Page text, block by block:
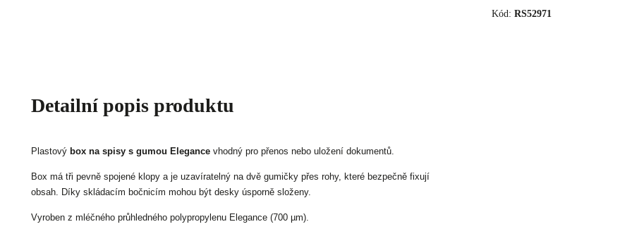
Detailní popis produktu
Plastový box na spisy s gumou Elegance vhodný pro přenos nebo uložení dokumentů.
Box má tři pevně spojené klopy a je uzavíratelný na dvě gumičky přes rohy, které bezpečně fixují
obsah. Díky skládacím bočnicím mohou být desky úsporně složeny.
Vyroben z mléčného průhledného polypropylenu Elegance (700 µm).
Kód: RS52971